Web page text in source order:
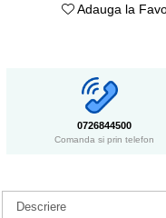
Adauga la
0726844500
Comanda si prin telefon
Descriere